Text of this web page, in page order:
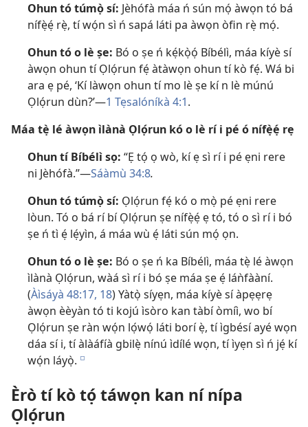
Ohun tó túmọ̀ sí: Jèhófà máa ń sún mọ́ àwọn tó bá
nífẹ̀ẹ́ rẹ̀, tí wọ́n sì ń sapá láti pa àwọn òfin rẹ̀ mọ́.
Ohun tó o lè ṣe: Bó o ṣe ń kẹ́kọ̀ọ́ Bíbélì, máa kíyè sí
àwọn ohun tí Ọlọ́run fẹ́ àtàwọn ohun tí kò fẹ́. Wá bi
ara ẹ pé, ‘Kí làwọn ohun tí mo lè ṣe kí n lè múnú
Ọlọ́run dùn?’​—1 Tẹsalóníkà 4:1.
Máa tẹ̀ lé àwọn ìlànà Ọlọ́run kó o lè rí i pé ó nífẹ̀ẹ́ rẹ
Ohun tí Bíbélì sọ: “Ẹ tọ́ ọ wò, kí ẹ sì rí i pé ẹni rere
ni Jèhófà.”​—Sáàmù 34:8.
Ohun tó túmọ̀ sí: Ọlọ́run fẹ́ kó o mọ̀ pé ẹni rere
lòun. Tó o bá rí bí Ọlọ́run ṣe nífẹ̀ẹ́ ẹ tó, tó o sì rí i bó
ṣe ń tì ẹ́ lẹ́yìn, á máa wù ẹ́ láti sún mọ́ ọn.
Ohun tó o lè ṣe: Bó o ṣe ń ka Bíbélì, máa tẹ̀ lé àwọn
ìlànà Ọlọ́run, wàá sì rí i bó ṣe máa ṣe ẹ́ láǹfààní.
(Àìsáyà 48:17, 18) Yàtọ̀ síyẹn, máa kíyè sí àpẹẹrẹ
àwọn èèyàn tó ti kojú ìsòro kan tàbí òmíì, wo bí
Ọlọ́run ṣe ràn wọ́n lọ́wọ́ láti borí ẹ̀, tí ìgbésí ayé wọn
dáa sí i, tí àlàáfíà gbilẹ̀ nínú ìdílé wọn, tí ìyẹn sì ń jẹ́ kí
wọ́n láyọ̀. e
Èrò tí kò tọ́ táwọn kan ní nípa
Ọlọ́run